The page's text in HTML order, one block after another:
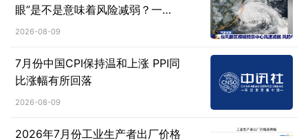
眼”是不是意味着风险减弱？一文
了解↓
2026-08-09
7月份中国CPI保持温和上涨 PPI同
比涨幅有所回落
2026-08-09
2026年7月份工业生产者出厂价格